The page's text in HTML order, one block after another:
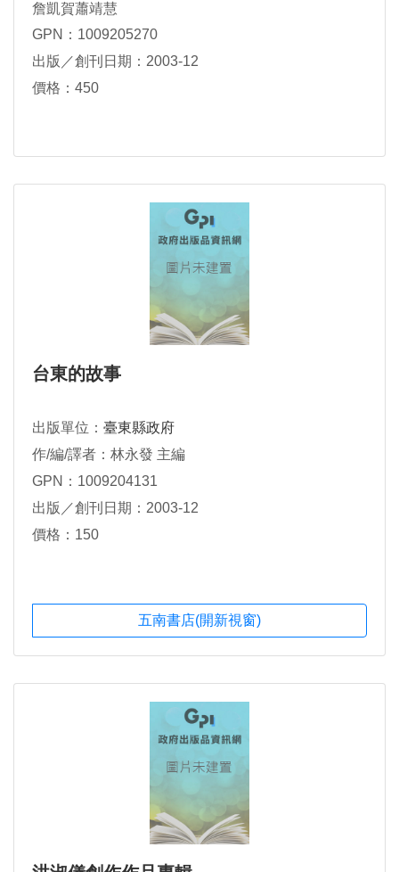
詹凱賀蕭靖慧
GPN：1009205270
出版／創刊日期：2003-12
價格：450
台東的故事
出版單位： 臺東縣政府
作/編/譯者：林永發 主編
GPN：1009204131
出版／創刊日期：2003-12
價格：150
五南書店(開新視窗)